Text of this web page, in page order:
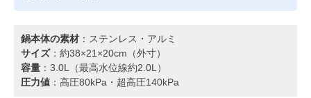
鍋本体の素材 ：ステンレス・アルミ
サイズ：約38×21×20cm（外寸）
容量 ：3.0L（最高水位線約2.0L）
圧力値 ：高圧80kPa・超高圧140kPa